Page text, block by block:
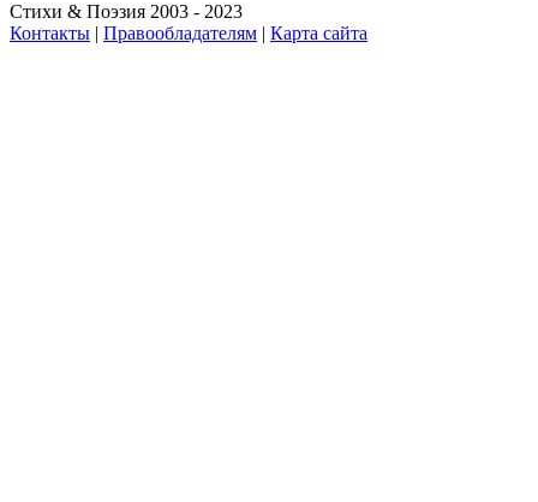
Стихи & Поэзия 2003 - 2023
Контакты | Правообладателям | Карта сайта